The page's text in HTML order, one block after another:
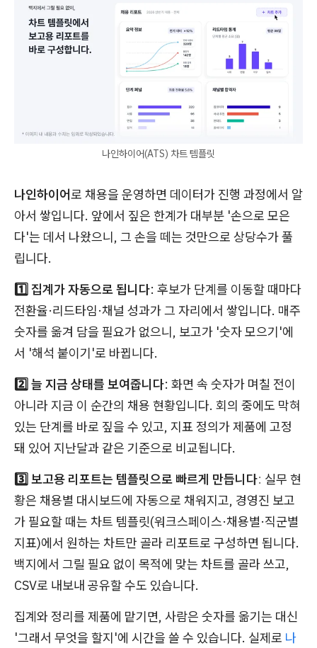
나인하이어(ATS) 차트 템플릿
나인하이어로 채용을 운영하면 데이터가 진행 과정에서 알
아서 쌓입니다. 앞에서 짚은 한계가 대부분 '손으로 모은
다'는 데서 나왔으니, 그 손을 떼는 것만으로 상당수가 풀
립니다.
1️⃣ 집계가 자동으로 됩니다: 후보가 단계를 이동할 때마다
전환율·리드타임·채널 성과가 그 자리에서 쌓입니다. 매주
숫자를 옮겨 담을 필요가 없으니, 보고가 '숫자 모으기'에
서 '해석 붙이기'로 바뀝니다.
2️⃣ 늘 지금 상태를 보여줍니다: 화면 속 숫자가 며칠 전이
아니라 지금 이 순간의 채용 현황입니다. 회의 중에도 막혀
있는 단계를 바로 짚을 수 있고, 지표 정의가 제품에 고정
돼 있어 지난달과 같은 기준으로 비교됩니다.
3️⃣ 보고용 리포트는 템플릿으로 빠르게 만듭니다: 실무 현
황은 채용별 대시보드에 자동으로 채워지고, 경영진 보고
가 필요할 때는 차트 템플릿(워크스페이스·채용별·직군별
지표)에서 원하는 차트만 골라 리포트로 구성하면 됩니다.
백지에서 그릴 필요 없이 목적에 맞는 차트를 골라 쓰고,
CSV로 내보내 공유할 수도 있습니다.
집계와 정리를 제품에 맡기면, 사람은 숫자를 옮기는 대신
'그래서 무엇을 할지'에 시간을 쓸 수 있습니다. 실제로 나